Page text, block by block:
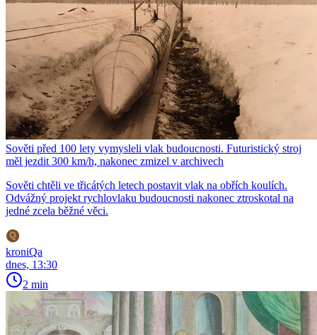
Sověti před 100 lety vymysleli vlak budoucnosti. Futuristický stroj
měl jezdit 300 km/h, nakonec zmizel v archivech
Sověti chtěli ve třicátých letech postavit vlak na obřích koulích.
Odvážný projekt rychlovlaku budoucnosti nakonec ztroskotal na
jedné zcela běžné věci.
kroniQa
dnes, 13:30
2 min